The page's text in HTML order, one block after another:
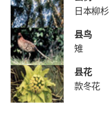
日本柳杉
县鸟
雉
县花
款冬花